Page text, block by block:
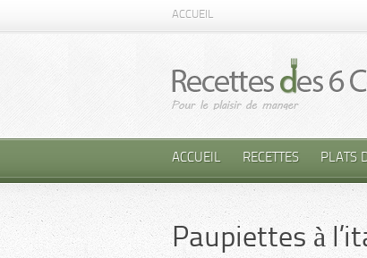
ACCUEIL
ACCUEIL RECETTES PLATS
Paupiettes à